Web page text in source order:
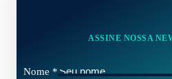
ASSINE NOSSA
Nome *